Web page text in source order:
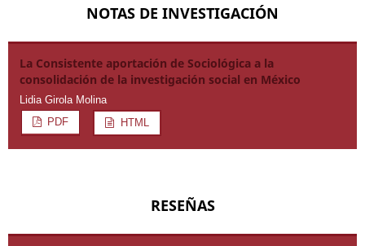
NOTAS DE INVESTIGACIÓN
La Consistente aportación de Sociológica a la
consolidación de la investigación social en México
Lidia Girola Molina
PDF
HTML
RESEÑAS